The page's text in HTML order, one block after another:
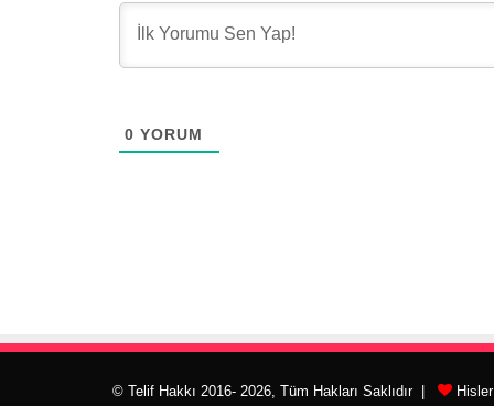
0 YORUM
© Telif Hakkı 2016- 2026, Tüm Hakları Saklıdır |